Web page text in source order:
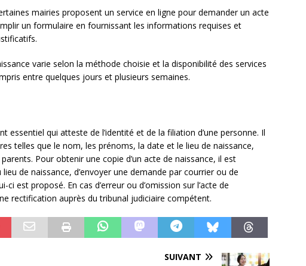
mairies proposent un service en ligne pour demander un acte
un formulaire en fournissant les informations requises et
varie selon la méthode choisie et la disponibilité des services
entre quelques jours et plusieurs semaines.
essentiel qui atteste de l’identité et de la filiation d’une personne. Il
telles que le nom, les prénoms, la date et le lieu de naissance,
Pour obtenir une copie d’un acte de naissance, il est
de naissance, d’envoyer une demande par courrier ou de
est proposé. En cas d’erreur ou d’omission sur l’acte de
rectification auprès du tribunal judiciaire compétent.
SUIVANT